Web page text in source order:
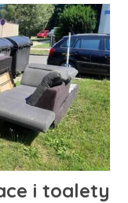
i toalety